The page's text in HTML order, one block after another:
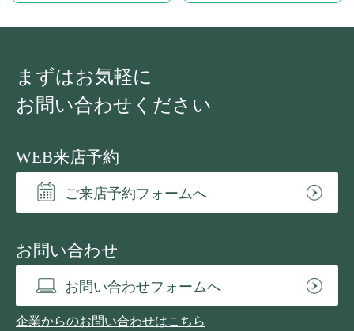
まずはお気軽に
お問い合わせください
WEB来店予約
ご来店予約フォームへ
お問い合わせ
お問い合わせフォームへ
企業からのお問い合わせはこちら